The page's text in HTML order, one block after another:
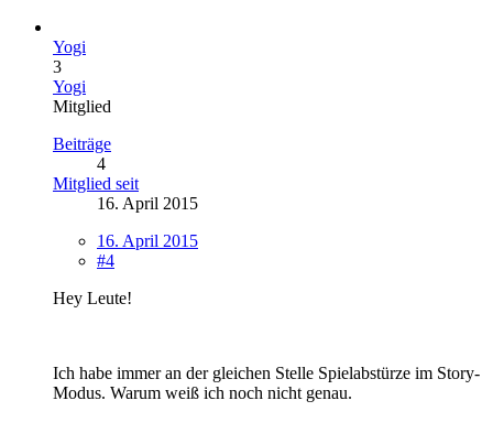
Yogi
3
Yogi
Mitglied
Beiträge
4
Mitglied seit
16. April 2015
16. April 2015
#4
Hey Leute!
Ich habe immer an der gleichen Stelle Spielabstürze im Story-
Modus. Warum weiß ich noch nicht genau.